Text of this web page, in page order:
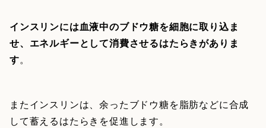
インスリンには血液中のブドウ糖を細胞に取り込ま
せ、エネルギーとして消費させるはたらきがありま
す。
またインスリンは、余ったブドウ糖を脂肪などに合成
して蓄えるはたらきを促進します。